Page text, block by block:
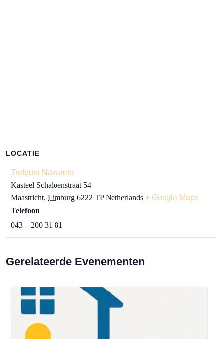
LOCATIE
Trefpunt Nazareth
Kasteel Schaloenstraat 54
Maastricht, Limburg 6222 TP Netherlands + Google Maps
Telefoon
043 – 200 31 81
Gerelateerde Evenementen